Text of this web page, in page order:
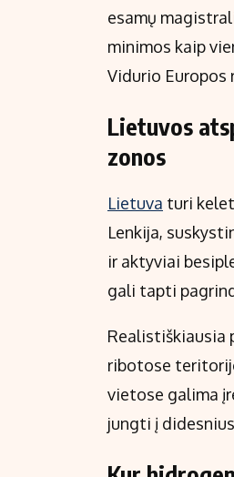
esamų
minimos kaip
Vidurio Europos
Lietuvos
zonos
Lietuva turi
Lenkija,
ir aktyviai
gali tapti
Realistiškiausia
ribotose
vietose galima
jungti į